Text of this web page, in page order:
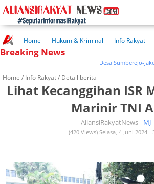
Home Hukum & Kriminal Info Rakyat
Kuliner Rakyat
Wisata Rakyat
Breaking News
Desa Sumberejo-Jaken
Home / Info Rakyat/ Detail berita
Lihat Kecanggihan ISR
Marinir TNI
AliansiRakyatNews - MJ
(420 Views) Selasa, 4 Juni 2024 -